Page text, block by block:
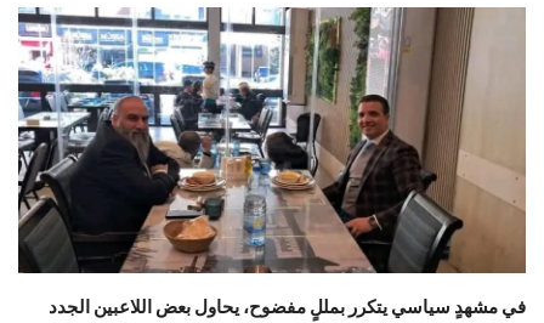
في مشهدٍ سياسي يتكرر بمللٍ مفضوح، يحاول بعض اللاعبين الجدد